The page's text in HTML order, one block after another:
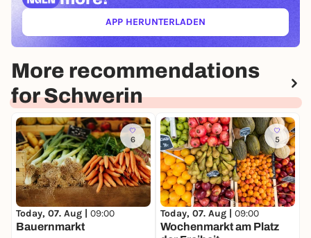
APP HERUNTERLADEN(ÖFFNET IN NEUEM TAB)
More recommendations
for Schwerin
6
Today, 07. Aug | 09:00
Bauernmarkt
5
Today, 07. Aug | 09:00
Wochenmarkt am Platz